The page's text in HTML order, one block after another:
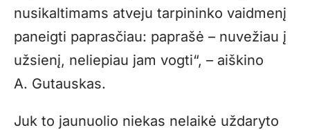
nusikaltimams atveju tarpininko vaidmenį
paneigti paprasčiau: paprašė – nuvežiau į
užsienį, neliepiau jam vogti“, – aiškino
A. Gutauskas.
Juk to jaunuolio niekas nelaikė uždaryto